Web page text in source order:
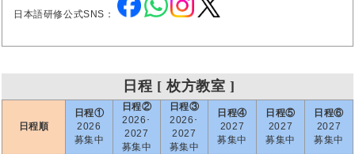
日本語研修公式SNS：
日程 [ 枚方教室 ]
日程順
日程①
2026
募集中
日程②
2026･
2027
募集中
日程③
2026･
2027
募集中
日程④
2027
募集中
日程⑤
2027
募集中
日程⑥
2027
募集中